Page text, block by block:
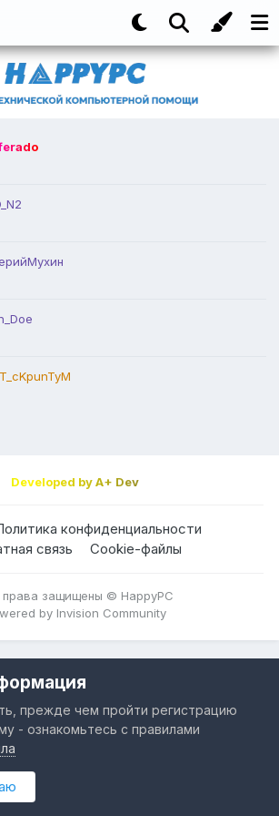
Developed by A+ Dev
конфиденциальности
связь
Cookie-файлы
права защищены © HappyPC
by Invision Community
прежде чем пройти регистрацию
- ознакомьтесь с правилами